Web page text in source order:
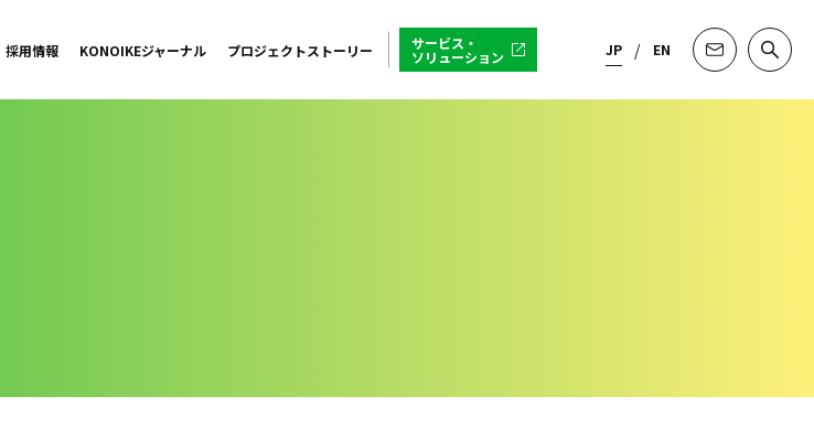
採用情報 KONOIKEジャーナル プロジェクトストーリー サービス・
ソリューション JP EN